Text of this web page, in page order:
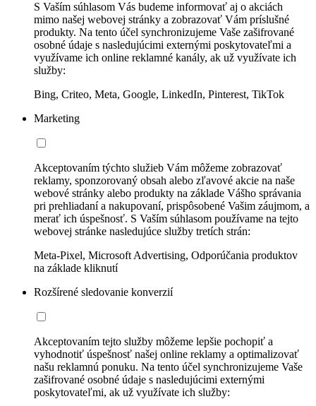
S Vaším súhlasom Vás budeme informovať aj o akciách
mimo našej webovej stránky a zobrazovať Vám príslušné
produkty. Na tento účel synchronizujeme Vaše zašifrované
osobné údaje s nasledujúcimi externými poskytovateľmi a
využívame ich online reklamné kanály, ak už využívate ich
služby:
Bing, Criteo, Meta, Google, LinkedIn, Pinterest, TikTok
Marketing
Akceptovaním týchto služieb Vám môžeme zobrazovať
reklamy, sponzorovaný obsah alebo zľavové akcie na naše
webové stránky alebo produkty na základe Vášho správania
pri prehliadaní a nakupovaní, prispôsobené Vašim záujmom, a
merať ich úspešnosť. S Vaším súhlasom používame na tejto
webovej stránke nasledujúce služby tretích strán:
Meta-Pixel, Microsoft Advertising, Odporúčania produktov
na základe kliknutí
Rozšírené sledovanie konverzií
Akceptovaním tejto služby môžeme lepšie pochopiť a
vyhodnotiť úspešnosť našej online reklamy a optimalizovať
našu reklamnú ponuku. Na tento účel synchronizujeme Vaše
zašifrované osobné údaje s nasledujúcimi externými
poskytovateľmi, ak už využívate ich služby: